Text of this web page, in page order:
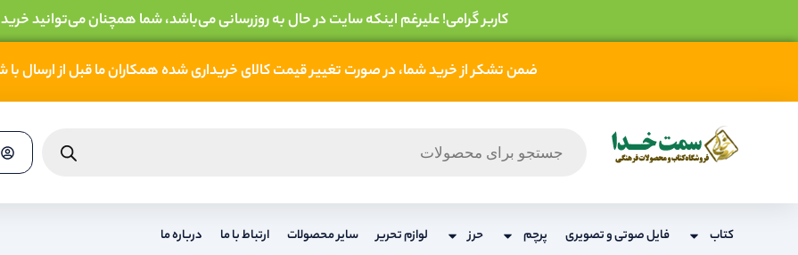
کاربر گرامی! علیرغم اینکه سایت در حال به روزرسانی می‌باشد، شما همچنان می‌توانید
ضمن تشکر از خرید شما، در صورت تغییر قیمت کالای خریداری شده همکاران ما قبل از ارسال
کتاب فایل صوتی و تصویری پرچم حرز لوازم تحریر سایر محصولات ارتباط با ما درباره ما